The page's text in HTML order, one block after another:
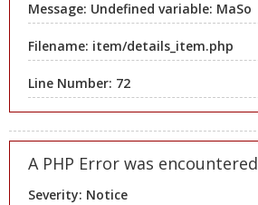
Message: Undefined variable: MaSo
Filename: item/details_item.php
Line Number: 72
A PHP Error was encountered
Severity: Notice